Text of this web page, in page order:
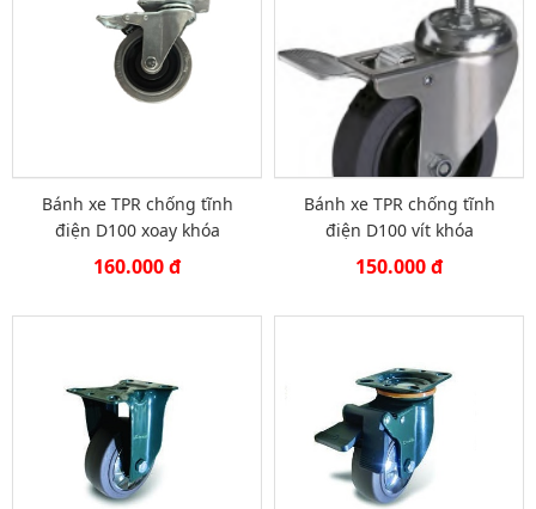
Bánh xe TPR chống tĩnh
điện D100 xoay khóa
160.000 đ
Bánh xe TPR chống tĩnh
điện D100 vít khóa
150.000 đ